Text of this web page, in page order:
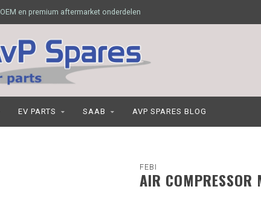
OEM en premium aftermarket onderdelen
EV PARTS SAAB AVP SPARES BLOG
FEBI
AIR COMPRESSOR